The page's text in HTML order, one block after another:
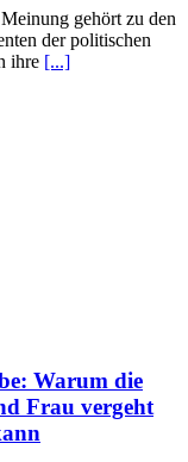
gehört zu den
der politischen
ihre [...]
Warum die
Frau vergeht